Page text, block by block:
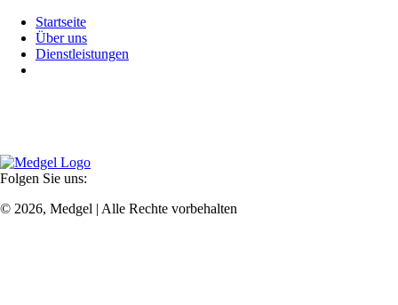
Startseite
Über uns
Dienstleistungen
Folgen Sie uns:
© 2026, Medgel | Alle Rechte vorbehalten